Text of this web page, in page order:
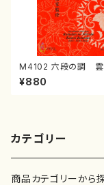
M4102 六段の調 雲
（箏/宮城道雄著・宮城
箏曲古典楽譜）
¥880
カテゴリー
商品カテゴリーから